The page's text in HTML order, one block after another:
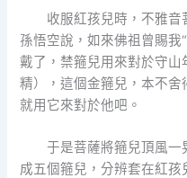
收服紅孩兒時，不雅
孫悟空說，如來佛祖曾賜我
戴了，禁箍兒用來對於守
精），這個金箍兒，本不舍
就用它來對於他吧。
于是菩薩將箍兒頂風一
成五個箍兒，分辨套在紅